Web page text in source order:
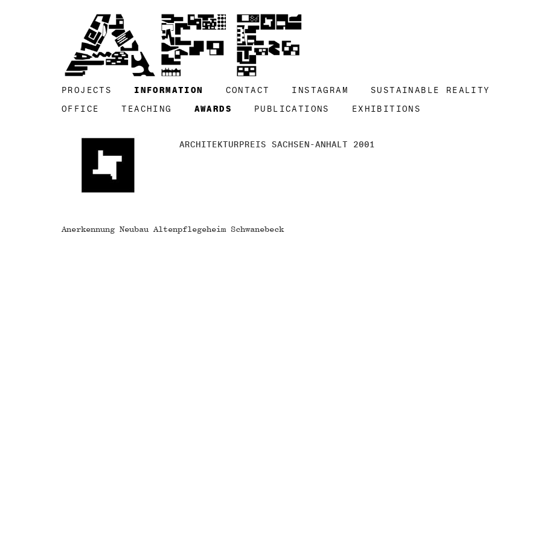
PROJECTS INFORMATION CONTACT INSTAGRAM
SUSTAINABLE REALITY
OFFICE
TEACHING AWARDS PUBLICATIONS EXHIBITIONS
ARCHITEKTURPREIS SACHSEN-ANHALT 2001
Anerkennung Neubau Altenpflegeheim Schwanebeck